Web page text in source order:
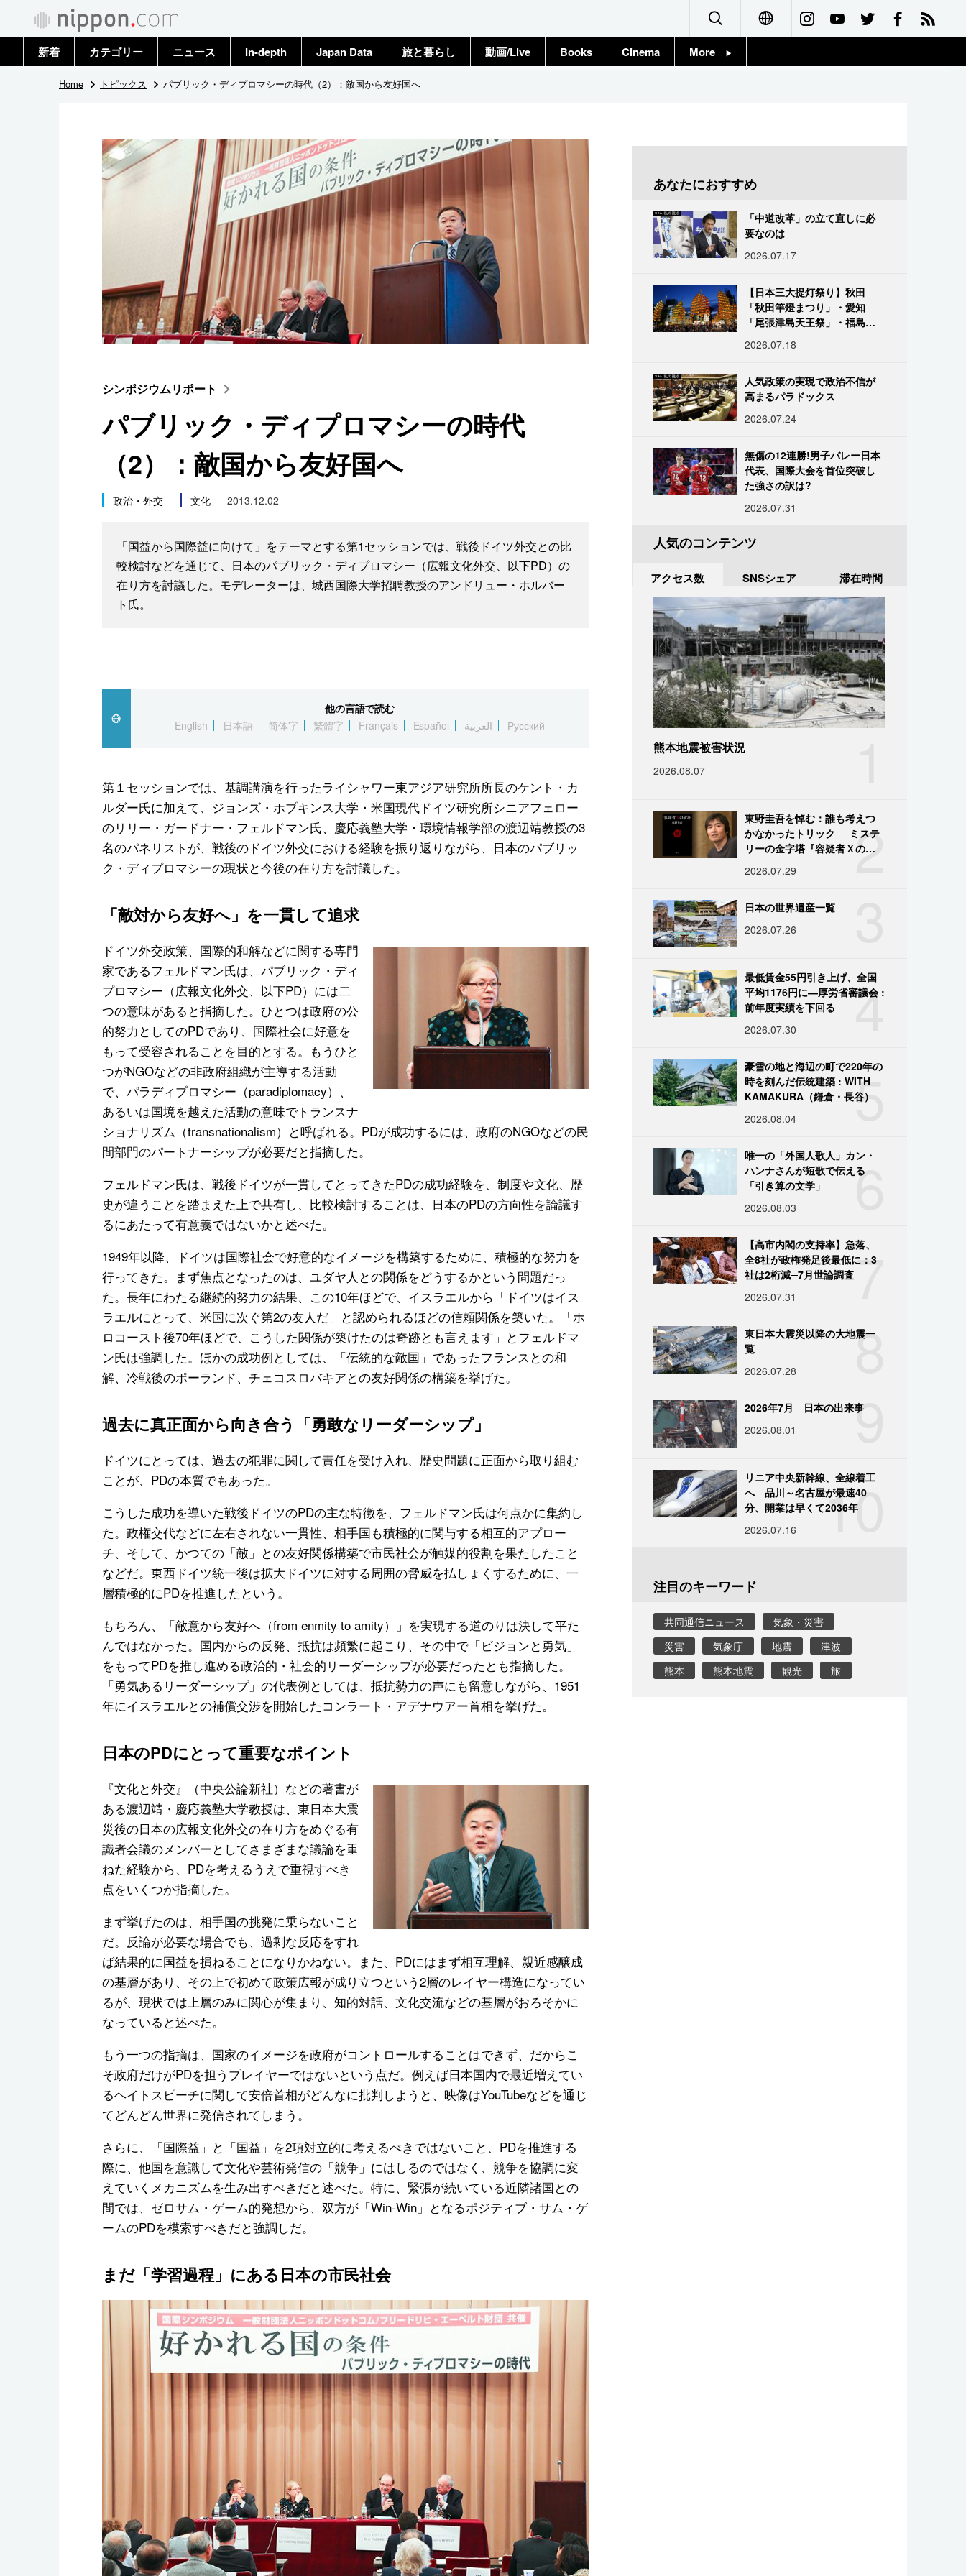
العربية
新着 カテゴリー
政治・外交
国際
暮らし
スポーツ・東京2020
ニュース
トップ
In-depth Japan Data 旅と暮らし 動画/Live Books Cinema More
東京
お知らせ
Home トピックス パブリック・ディプロマシーの時代（2）：敵国から友好国へ
シンポジウムリポート
パブリック・ディプロマシーの時代
（2）：敵国から友好国へ
政治・外交 文化 2013.12.02
「国益から国際益に向けて」をテーマとする第1セッションでは、戦後ドイツ外交との比
較検討などを通じて、日本のパブリック・ディプロマシー（広報文化外交、以下PD）の
在り方を討議した。モデレーターは、城西国際大学招聘教授のアンドリュー・ホルバー
ト氏。
他の言語で読む
English
日本語 简体字 繁體字 Français Español العربية Русский
第１セッションでは、基調講演を行ったライシャワー東アジア研究所所長のケント・カ
ルダー氏に加えて、ジョンズ・ホプキンス大学・米国現代ドイツ研究所シニアフェロー
のリリー・ガードナー・フェルドマン氏、慶応義塾大学・環境情報学部の渡辺靖教授の3
名のパネリストが、戦後のドイツ外交における経験を振り返りながら、日本のパブリッ
ク・ディプロマシーの現状と今後の在り方を討議した。
「敵対から友好へ」を一貫して追求
ドイツ外交政策、国際的和解などに関する専門
家であるフェルドマン氏は、パブリック・ディ
プロマシー（広報文化外交、以下PD）には二
つの意味があると指摘した。ひとつは政府の公
的努力としてのPDであり、国際社会に好意を
もって受容されることを目的とする。もうひと
つがNGOなどの非政府組織が主導する活動
で、パラディプロマシー（paradiplomacy）、
あるいは国境を越えた活動の意味でトランスナ
ショナリズム（transnationalism）と呼ばれる。PDが成功するには、政府のNGOなどの民
間部門のパートナーシップが必要だと指摘した。
フェルドマン氏は、戦後ドイツが一貫してとってきたPDの成功経験を、制度や文化、歴
史が違うことを踏まえた上で共有し、比較検討することは、日本のPDの方向性を論議す
るにあたって有意義ではないかと述べた。
1949年以降、ドイツは国際社会で好意的なイメージを構築するために、積極的な努力を
行ってきた。まず焦点となったのは、ユダヤ人との関係をどうするかという問題だっ
た。長年にわたる継続的努力の結果、この10年ほどで、イスラエルから「ドイツはイス
ラエルにとって、米国に次ぐ第2の友人だ」と認められるほどの信頼関係を築いた。「ホ
ロコースト後70年ほどで、こうした関係が築けたのは奇跡とも言えます」とフェルドマ
ン氏は強調した。ほかの成功例としては、「伝統的な敵国」であったフランスとの和
解、冷戦後のポーランド、チェコスロバキアとの友好関係の構築を挙げた。
過去に真正面から向き合う「勇敢なリーダーシップ」
ドイツにとっては、過去の犯罪に関して責任を受け入れ、歴史問題に正面から取り組む
ことが、PDの本質でもあった。
こうした成功を導いた戦後ドイツのPDの主な特徴を、フェルドマン氏は何点かに集約し
た。政権交代などに左右されない一貫性、相手国も積極的に関与する相互的アプロー
チ、そして、かつての「敵」との友好関係構築で市民社会が触媒的役割を果たしたこと
などだ。東西ドイツ統一後は拡大ドイツに対する周囲の脅威を払しょくするために、一
層積極的にPDを推進したという。
もちろん、「敵意から友好へ（from enmity to amity）」を実現する道のりは決して平た
んではなかった。国内からの反発、抵抗は頻繁に起こり、その中で「ビジョンと勇気」
をもってPDを推し進める政治的・社会的リーダーシップが必要だったとも指摘した。
「勇気あるリーダーシップ」の代表例としては、抵抗勢力の声にも留意しながら、1951
年にイスラエルとの補償交渉を開始したコンラート・アデナウアー首相を挙げた。
日本のPDにとって重要なポイント
『文化と外交』（中央公論新社）などの著書が
ある渡辺靖・慶応義塾大学教授は、東日本大震
災後の日本の広報文化外交の在り方をめぐる有
識者会議のメンバーとしてさまざまな議論を重
ねた経験から、PDを考えるうえで重視すべき
点をいくつか指摘した。
まず挙げたのは、相手国の挑発に乗らないこと
だ。反論が必要な場合でも、過剰な反応をすれ
ば結果的に国益を損ねることになりかねない。また、PDにはまず相互理解、親近感醸成
の基層があり、その上で初めて政策広報が成り立つという2層のレイヤー構造になってい
るが、現状では上層のみに関心が集まり、知的対話、文化交流などの基層がおろそかに
なっていると述べた。
もう一つの指摘は、国家のイメージを政府がコントロールすることはできず、だからこ
そ政府だけがPDを担うプレイヤーではないという点だ。例えば日本国内で最近増えてい
るヘイトスピーチに関して安倍首相がどんなに批判しようと、映像はYouTubeなどを通じ
てどんどん世界に発信されてしまう。
さらに、「国際益」と「国益」を2項対立的に考えるべきではないこと、PDを推進する
際に、他国を意識して文化や芸術発信の「競争」にはしるのではなく、競争を協調に変
えていくメカニズムを生み出すべきだと述べた。特に、緊張が続いている近隣諸国との
間では、ゼロサム・ゲーム的発想から、双方が「Win-Win」となるポジティブ・サム・ゲ
ームのPDを模索すべきだと強調しだ。
まだ「学習過程」にある日本の市民社会
あなたにおすすめ
「中道改革」の立て直しに必
要なのは
2026.07.17
【日本三大提灯祭り】秋田
「秋田竿燈まつり」・愛知
「尾張津島天王祭」・福島
だしい灯火が夜空を照らす光
2026.07.18
人気政策の実現で政治不信が
高まるパラドックス
2026.07.24
無傷の12連勝!男子バレー日本
代表、国際大会を首位突破し
た強さの訳は?
2026.07.31
人気のコンテンツ
アクセス数 SNSシェア 滞在時間
熊本地震被害状況
2026.08.07
2
東野圭吾を悼む：誰も考えつ
かなかったトリック──ミステ
リーの金字塔『容疑者Ｘの献
2026.07.29
日本の世界遺産一覧
2026.07.26
4
最低賃金55円引き上げ、全国
平均1176円に―厚労省審議会 :
前年度実績を下回る
2026.07.30
5
豪雪の地と海辺の町で220年の
時を刻んだ伝統建築 : WITH
KAMAKURA（鎌倉・長谷）
2026.08.04
6
唯一の「外国人歌人」カン・
ハンナさんが短歌で伝える
「引き算の文学」
2026.08.03
7
【高市内閣の支持率】急落、
全8社が政権発足後最低に：3
社は2桁減─7月世論調査
2026.07.31
8
東日本大震災以降の大地震一
覧
2026.07.28
9
2026年7月 日本の出来事
2026.08.01
10
リニア中央新幹線、全線着工
へ 品川～名古屋が最速40
分、開業は早くて2036年
2026.07.16
注目のキーワード
共同通信ニュース
気象・災害
災害
気象庁 地震
津波
熊本
熊本地震 観光 旅